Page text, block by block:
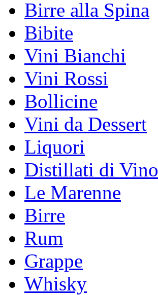
Birre alla Spina
Bibite
Vini Bianchi
Vini Rossi
Bollicine
Vini da Dessert
Liquori
Distillati di Vino
Le Marenne
Birre
Rum
Grappe
Whisky